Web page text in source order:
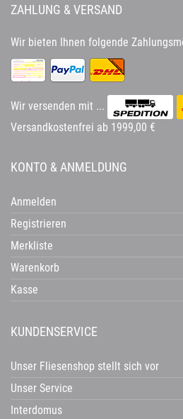
ZAHLUNG & VERSAND
Wir bieten Ihnen folgende
Wir versenden mit ...
Versandkostenfrei ab 1999,00 €
KONTO & ANMELDUNG
Anmelden
Registrieren
Merkliste
Warenkorb
Kasse
KUNDENSERVICE
Unser Fliesenshop stellt sich vor
Unser Service
Interdomus